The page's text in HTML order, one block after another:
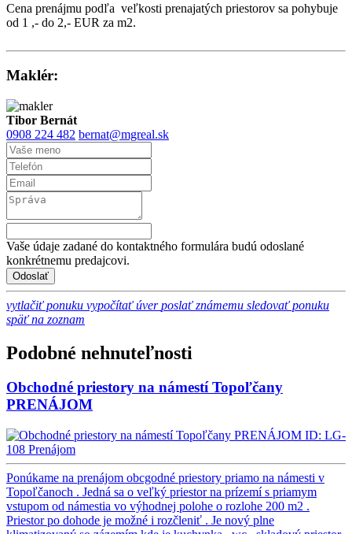
Cena prenájmu podľa veľkosti prenajatých priestorov sa pohybuje
od 1 ,- do 2,- EUR za m2.
Maklér:
Tibor Bernát
0908 224 482 bernat@mgreal.sk
Vaše údaje zadané do kontaktného formulára budú odoslané
konkrétnemu predajcovi.
vytlačiť ponuku vypočítať úver poslať známemu sledovať ponuku
späť na zoznam
Podobné nehnuteľnosti
Obchodné priestory na námestí Topoľčany
PRENÁJOM
ID: LG-
108 Prenájom
Ponúkame na prenájom obcgodné priestory priamo na námesti v
Topoľčanoch . Jedná sa o veľký priestor na prízemí s priamym
vstupom od námestia vo výhodnej polohe o rozlohe 200 m2 .
Priestor po dohode je možné i rozčleniť . Je nový plne